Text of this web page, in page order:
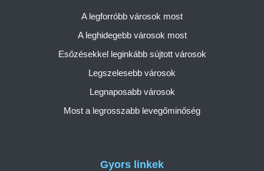
Gyors linkek
A legforróbb városok most
A leghidegebb városok most
Esőzésekkel leginkább sújtott városok
Legszelesebb városok
Legnaposabb városok
Most a legrosszabb levegőminőség